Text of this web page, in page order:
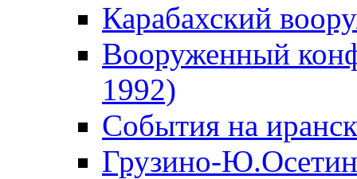
Карабахский
Вооруженный
1992)
События на
Грузино-